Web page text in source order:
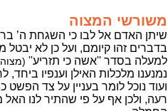
משורשי המצוה
שיתן האדם אל לבו כי השגחת ה’
בדברים זהו קיומם, ועל כן לא
למעלה בסדר ''אשה כי תזריע''
נמנענו מלכלות האילן וענפיו ביחד,
ועוד נוכל לומר בעניין על צד
רעה, ולכן אף על פי שהתיר לנו האל